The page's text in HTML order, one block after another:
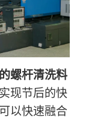
螺杆清洗料
现节后的快
以快速融合